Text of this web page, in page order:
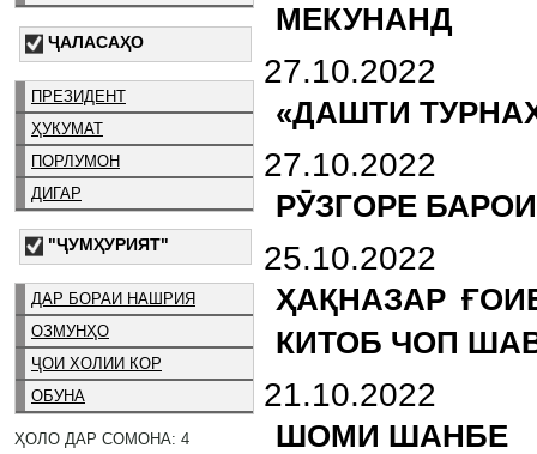
ҶАЛАСАҲО
ПРЕЗИДЕНТ
ҲУКУМАТ
ПОРЛУМОН
ДИГАР
"ҶУМҲУРИЯТ"
ДАР БОРАИ НАШРИЯ
ОЗМУНҲО
ҶОИ ХОЛИИ КОР
ОБУНА
ҲОЛО ДАР СОМОНА: 4
МЕКУНАНД
27.10.2022
«ДАШТИ
27.10.2022
РӮЗГОРЕ
25.10.2022
ҲАҚНАЗАР
КИТОБ ЧОП
21.10.2022
ШОМИ ШАНБЕ